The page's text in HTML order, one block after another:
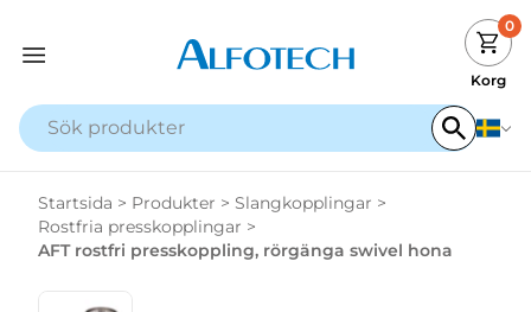
0
Korg
Startsida > Produkter > Slangkopplingar >
Rostfria presskopplingar >
AFT rostfri presskoppling, rörgänga swivel hona